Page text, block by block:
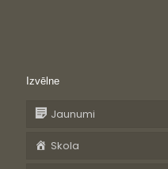
Izvēlne
Jaunumi
Skola